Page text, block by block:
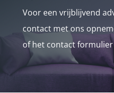
Voor een vrijblijvend
contact met ons
of het contact